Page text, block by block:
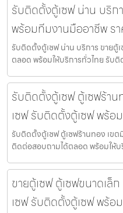
รับติดตั้งตู้เซฟ น่าน บริก
พร้อมทีมงานมืออาชีพ ร
รับติดตั้งตู้เซฟ น่าน บริการ ขาย
ตลอด พร้อมให้บริการทั่วไทย รับ
รับติดตั้งตู้เซฟ ตู้เซฟร้า
เซฟ รับติดตั้งตู้เซฟ พร้อ
รับติดตั้งตู้เซฟ ตู้เซฟร้านทอง เข
ติดต่อสอบถามได้ตลอด พร้อมให้บ
ขายตู้เซฟ ตู้เซฟขนาดเล็
เซฟ รับติดตั้งตู้เซฟ พร้อ